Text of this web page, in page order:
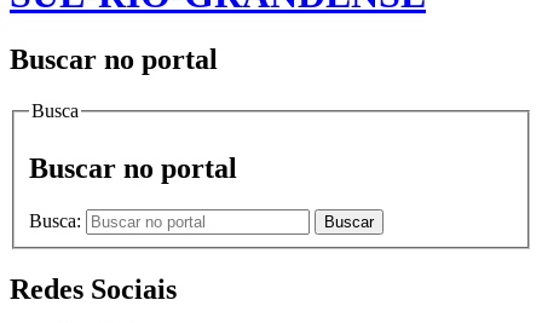
Buscar no portal
Busca
Buscar no portal
Busca: Buscar
Redes Sociais